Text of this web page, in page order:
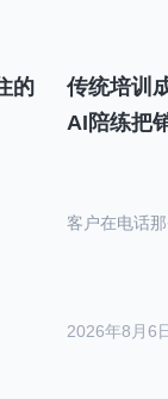
的
传统培训
AI陪练把
2026年8月6
客户在电话